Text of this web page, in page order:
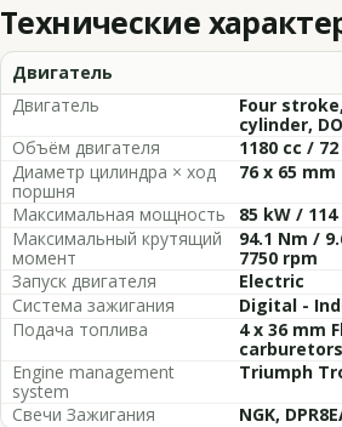
Технические
Двигатель
Двигатель
Four
cylinder,
Объём двигателя
1180 cc /
Диаметр цилиндра × ход
поршня
76 x 65 mm
Максимальная мощность
85 kW /
Максимальный крутящий
момент
94.1 Nm /
7750 rpm
Запуск двигателя
Electric
Система зажигания
Digital -
Подача топлива
4 x 36 mm
carburetors
Engine management
system
Triumph
Свечи Зажигания
NGK,